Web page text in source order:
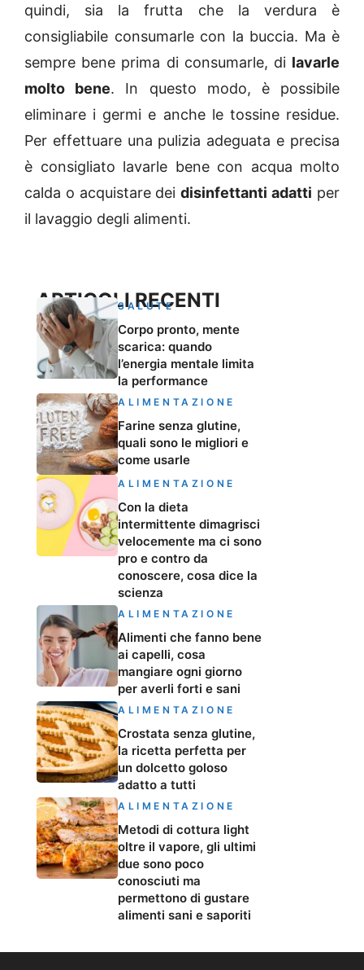
quindi, sia la frutta che la verdura è
consigliabile consumarle con la buccia. Ma è
sempre bene prima di consumarle, di lavarle
molto bene. In questo modo, è possibile
eliminare i germi e anche le tossine residue.
Per effettuare una pulizia adeguata e precisa
è consigliato lavarle bene con acqua molto
calda o acquistare deidisinfettanti adatti per
il lavaggio degli alimenti.
ARTICOLI RECENTI
SALUTE
Corpo pronto, mente
scarica: quando
l’energia mentale limita
la performance
ALIMENTAZIONE
Farine senza glutine,
quali sono le migliori e
come usarle
ALIMENTAZIONE
Con la dieta
intermittente dimagrisci
velocemente ma ci sono
pro e contro da
conoscere, cosa dice la
scienza
ALIMENTAZIONE
Alimenti che fanno bene
ai capelli, cosa
mangiare ogni giorno
per averli forti e sani
ALIMENTAZIONE
Crostata senza glutine,
la ricetta perfetta per
un dolcetto goloso
adatto a tutti
ALIMENTAZIONE
Metodi di cottura light
oltre il vapore, gli ultimi
due sono poco
conosciuti ma
permettono di gustare
alimenti sani e saporiti